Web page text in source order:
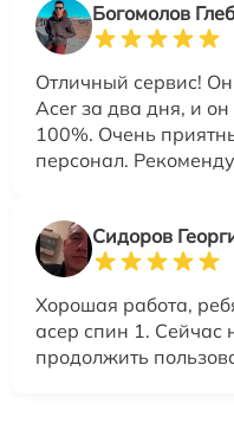
Богомолов Глеб
Отличный сервис!
Acer за два дня, и он
100%. Очень
персонал.
Сидоров
Хорошая работа,
асер спин 1. Сейчас
продолжить